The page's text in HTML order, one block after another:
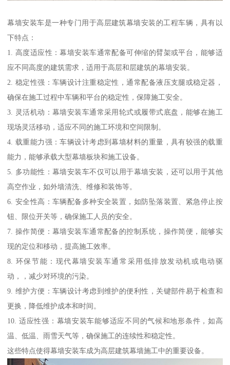
幕墙安装车是一种专门用于高层建筑幕墙安装的工程车辆，具有以
下特点：
1. 高度适应性：幕墙安装车通常配备可伸缩的臂架或平台，能够适
应不同高度的建筑需求，适用于高层和层建筑的幕墙安装。
2. 稳定性强：车辆设计注重稳定性，通常配备液压支腿或稳定器，
确保在施工过程中车辆和平台的稳定性，保障施工安全。
3. 灵活机动：幕墙安装车通常采用轮式或履带式底盘，能够在施工
现场灵活移动，适应不同的施工环境和空间限制。
4. 载重能力强：车辆设计考虑到幕墙材料的重量，具有较强的载重
能力，能够承载大型幕墙板块和施工设备。
5. 多功能性：幕墙安装车不仅可以用于幕墙安装，还可以用于其他
高空作业，如外墙清洗、维修和装饰等。
6. 安全性高：车辆配备多种安全装置，如防坠落装置、紧急停止按
钮、限位开关等，确保施工人员的安全。
7. 操作简便：幕墙安装车通常配备的控制系统，操作简便，能够实
现的定位和移动，提高施工效率。
8. 环保节能：现代幕墙安装车通常采用低排放发动机或电动驱
动，，减少对环境的污染。
9. 维护方便：车辆设计考虑到维护的便利性，关键部件易于检查和
更换，降低维护成本和时间。
10. 适应性强：幕墙安装车能够适应不同的气候和地形条件，如高
温、低温、雨雪天气等，确保施工的连续性和稳定性。
这些特点使得幕墙安装车成为高层建筑幕墙施工中的重要设备。